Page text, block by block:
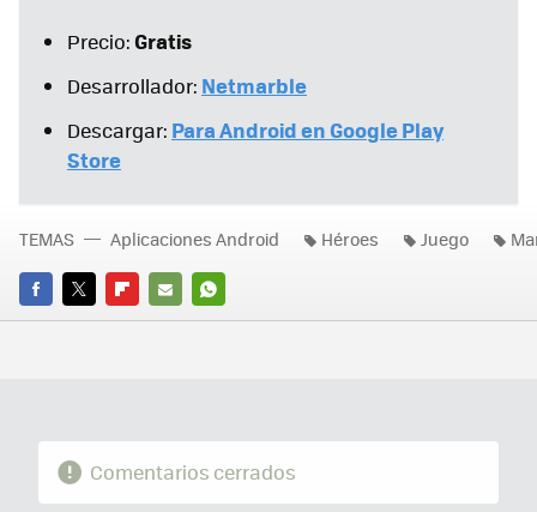
Precio:Gratis
Desarrollador: Netmarble
Descargar: Para Android en Google Play
Store
FACEBOOK
TWITTERFLIPBOARD
E-
WHATSAPP
TEMAS Aplicaciones Android Héroes Juego
Comentarios cerrados